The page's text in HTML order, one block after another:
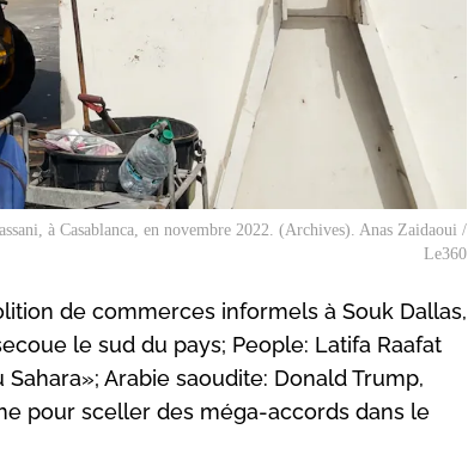
à Casablanca, en novembre 2022. (Archives). Anas Zaidaoui /
Le360
de commerces informels à Souk Dallas,
le sud du pays; People: Latifa Raafat
Arabie saoudite: Donald Trump,
pour sceller des méga-accords dans le